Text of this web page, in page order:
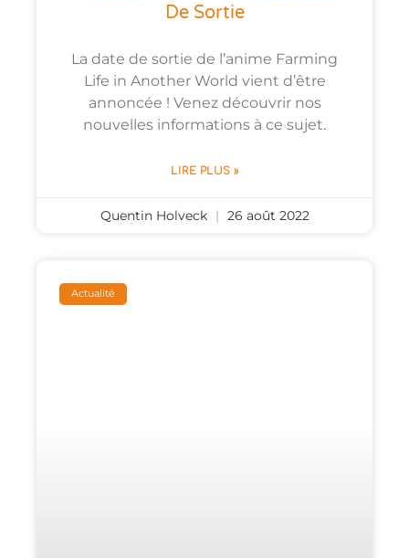
De Sortie
La date de sortie de l’anime Farming
Life in Another World vient d’être
annoncée ! Venez découvrir nos
nouvelles informations à ce sujet.
LIRE PLUS »
Quentin Holveck 26 août 2022
Actualité